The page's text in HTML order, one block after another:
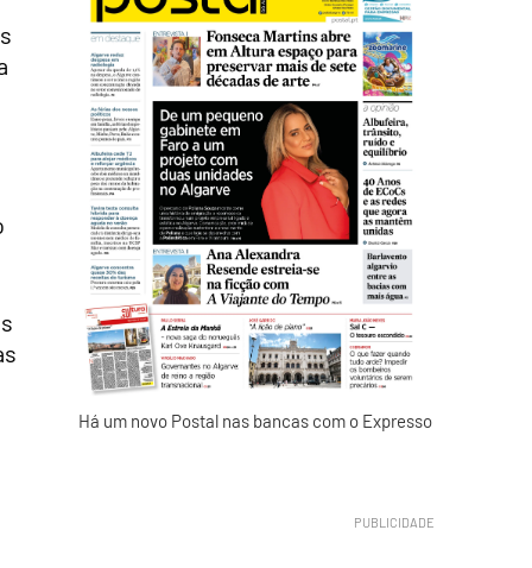
Há um novo Postal nas bancas com o Expresso